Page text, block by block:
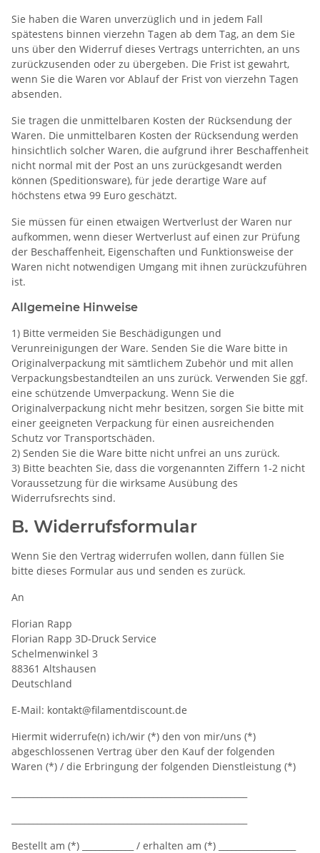
Sie haben die Waren unverzüglich und in jedem Fall
spätestens binnen vierzehn Tagen ab dem Tag, an dem Sie
uns über den Widerruf dieses Vertrags unterrichten, an uns
zurückzusenden oder zu übergeben. Die Frist ist gewahrt,
wenn Sie die Waren vor Ablauf der Frist von vierzehn Tagen
absenden.
Sie tragen die unmittelbaren Kosten der Rücksendung der
Waren. Die unmittelbaren Kosten der Rücksendung werden
hinsichtlich solcher Waren, die aufgrund ihrer Beschaffenheit
nicht normal mit der Post an uns zurückgesandt werden
können (Speditionsware), für jede derartige Ware auf
höchstens etwa 99 Euro geschätzt.
Sie müssen für einen etwaigen Wertverlust der Waren nur
aufkommen, wenn dieser Wertverlust auf einen zur Prüfung
der Beschaffenheit, Eigenschaften und Funktionsweise der
Waren nicht notwendigen Umgang mit ihnen zurückzuführen
ist.
Allgemeine Hinweise
1) Bitte vermeiden Sie Beschädigungen und
Verunreinigungen der Ware. Senden Sie die Ware bitte in
Originalverpackung mit sämtlichem Zubehör und mit allen
Verpackungsbestandteilen an uns zurück. Verwenden Sie ggf.
eine schützende Umverpackung. Wenn Sie die
Originalverpackung nicht mehr besitzen, sorgen Sie bitte mit
einer geeigneten Verpackung für einen ausreichenden
Schutz vor Transportschäden.
2) Senden Sie die Ware bitte nicht unfrei an uns zurück.
3) Bitte beachten Sie, dass die vorgenannten Ziffern 1-2 nicht
Voraussetzung für die wirksame Ausübung des
Widerrufsrechts sind.
B. Widerrufsformular
Wenn Sie den Vertrag widerrufen wollen, dann füllen Sie
bitte dieses Formular aus und senden es zurück.
An
Florian Rapp
Florian Rapp 3D-Druck Service
Schelmenwinkel 3
88361 Altshausen
Deutschland
E-Mail: kontakt@filamentdiscount.de
Hiermit widerrufe(n) ich/wir (*) den von mir/uns (*)
abgeschlossenen Vertrag über den Kauf der folgenden
Waren (*) / die Erbringung der folgenden Dienstleistung (*)
Bestellt am (*) ____________ / erhalten am (*) __________________